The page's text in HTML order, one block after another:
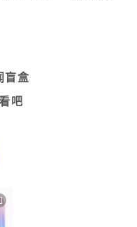
盲盒
吧